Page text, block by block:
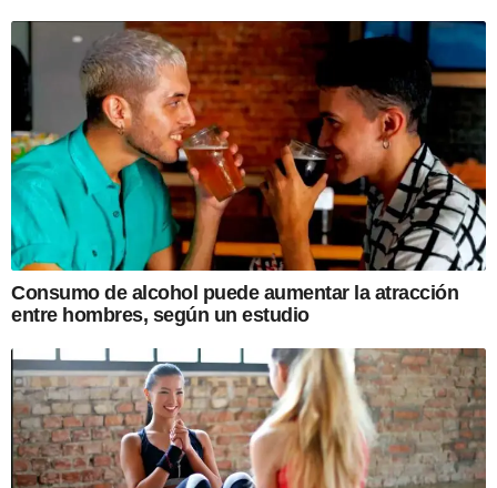
Consumo de alcohol puede aumentar la atracción
entre hombres, según un estudio